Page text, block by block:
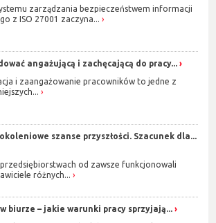
zarządzania bezpieczeństwem informacji
z ISO 27001 zaczyna...
angażującą i zachęcającą do pracy...
i zaangażowanie pracowników to jedne z
szanse przyszłości. Szacunek dla...
przedsiębiorstwach od zawsze funkcjonowali
różnych...
biurze – jakie warunki pracy sprzyjają...